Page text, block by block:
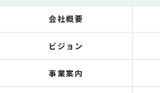
会社概要
ビジョン
事業案内